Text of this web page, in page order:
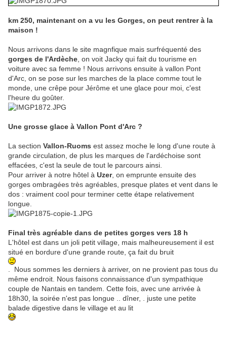
km 250, maintenant on a vu les Gorges, on peut rentrer à la
maison !
Nous arrivons dans le site magnfique mais surfréquenté des
gorges de l'Ardèche , on voit Jacky qui fait du tourisme en
voiture avec sa femme ! Nous arrivons ensuite à vallon Pont
d'Arc, on se pose sur les marches de la place comme tout le
monde, une crêpe pour Jérôme et une glace pour moi, c'est
l'heure du goûter.
Une grosse glace à Vallon Pont d'Arc ?
La section Vallon-Ruoms est assez moche le long d'une route à
grande circulation, de plus les marques de l'ardéchoise sont
effacées, c'est la seule de tout le parcours ainsi.
Pour arriver à notre hôtel à Uzer, on emprunte ensuite des
gorges ombragées très agréables, presque plates et vent dans le
dos : vraiment cool pour terminer cette étape relativement
longue.
Final très agréable dans de petites gorges vers 18 h
L'hôtel est dans un joli petit village, mais malheureusement il est
situé en bordure d'une grande route, ça fait du bruit
. Nous sommes les derniers à arriver, on ne provient pas tous du
même endroit. Nous faisons connaissance d'un sympathique
couple de Nantais en tandem. Cette fois, avec une arrivée à
18h30, la soirée n'est pas longue .. dîner, . juste une petite
balade digestive dans le village et au lit